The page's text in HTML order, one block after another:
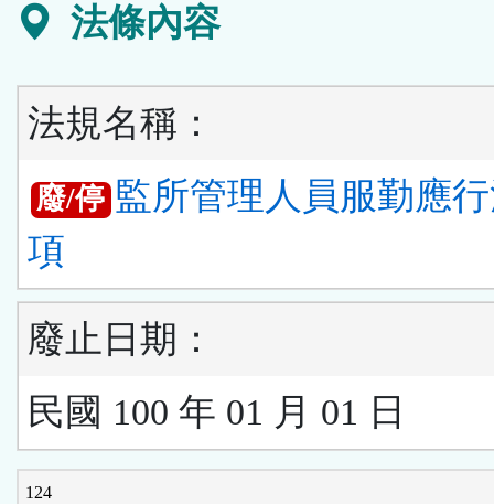
法條內容
法規名稱：
廢/停 監所管理人員服勤應
項
廢止日期：
民國 100 年 01 月 01 日
124